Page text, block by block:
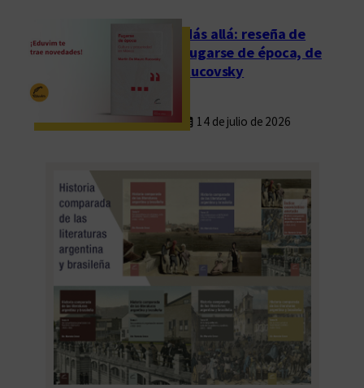
Más allá: reseña de
Fugarse de época, de
Rucovsky
14 de julio de 2026